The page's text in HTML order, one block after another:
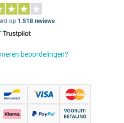
op 1.518 reviews
beoordelingen?